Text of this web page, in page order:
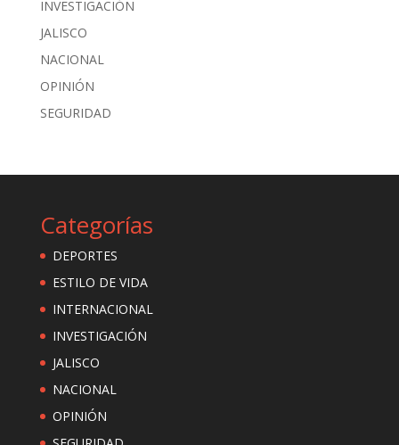
INVESTIGACIÓN
JALISCO
NACIONAL
OPINIÓN
SEGURIDAD
Categorías
DEPORTES
ESTILO DE VIDA
INTERNACIONAL
INVESTIGACIÓN
JALISCO
NACIONAL
OPINIÓN